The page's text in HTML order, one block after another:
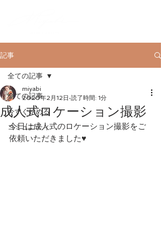
記事
全ての記事
今すぐ始める
コミュニティ
全ての記事
成人式ロケーション撮影
miyabi
2020年2月12日 読了時間: 1分
今日は成人式のロケーション撮影をご
依頼いただきました♥️